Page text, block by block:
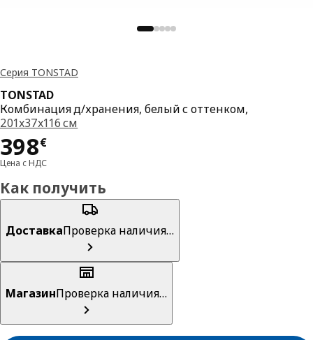
Серия TONSTAD
TONSTAD
Комбинация д/хранения, белый с оттенком,
201x37x116 см
398€
Цена 398€
Цена с НДС
Как получить
ДоставкаПроверка наличия…
МагазинПроверка наличия…